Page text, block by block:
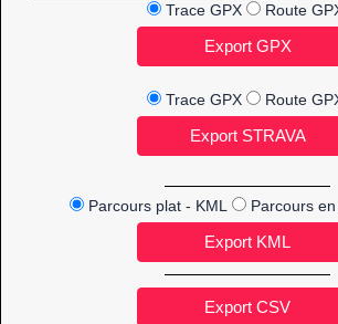
Trace GPX Route
Trace GPX Route
Parcours plat - KML Parcours